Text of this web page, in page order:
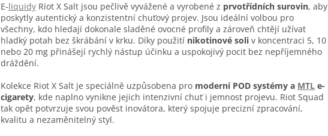
E-liquidy Riot X Salt jsou pečlivě vyvážené a vyrobené z prvotřídních surovin, aby
poskytly autentický a konzistentní chuťový projev. Jsou ideální volbou pro
všechny, kdo hledají dokonale sladěné ovocné profily a zároveň chtějí užívat
hladký potah bez škrábání v krku. Díky použití nikotinové soli v koncentraci 5, 10
nebo 20 mg přinášejí rychlý nástup účinku a uspokojivý pocit bez nepříjemného
dráždění.
Kolekce Riot X Salt je speciálně uzpůsobena pro moderní POD systémy a MTL e-
cigarety, kde naplno vynikne jejich intenzivní chuť i jemnost projevu. Riot Squad
tak opět potvrzuje svou pověst inovátora, který spojuje precizní zpracování,
kvalitu a nezaměnitelný styl.